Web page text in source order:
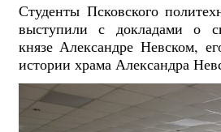
Студенты Псковского
выступили с докладами о
князе Александре Невском,
истории храма Александра